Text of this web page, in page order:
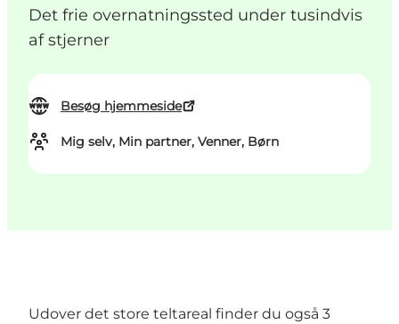
Det frie overnatningssted under tusindvis
af stjerner
Besøg hjemmeside
Mig selv, Min partner, Venner, Børn
Udover det store teltareal finder du også 3